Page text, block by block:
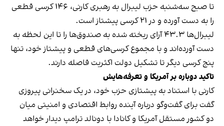
تا صبح سه‌شنبه حزب لیبرال به رهبری کارنی، ۱۴۶ کرسی قطعی
را به دست آورده و در ۲۱ کرسی پیشتاز است.
لیبرال‌ها ۴۳.۳ آرای ریخته شده به صندوق‌ها را تا این لحظه به
دست آورده‌اند و با مجموع کرسی‌های قطعی و پیشتاز خود، تنها
پنج کرسی دیگر تا تشکیل دولت اکثریت فاصله دارند.
تاکید دوباره بر آمریکا و تعرفه‌هایش
کارنی با استناد به پیشتازی حزب خود، در یک سخنرانی پیروزی
گفت برای گفت‌وگو درباره آینده روابط اقتصادی و امنیتی میان
دو کشور مستقل آمریکا و کانادا با دونالد ترامپ دیدار خواهد